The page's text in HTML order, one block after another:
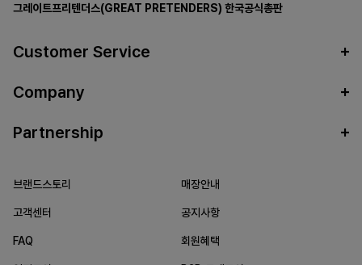
그레이트프리텐더스(GREAT PRETENDERS) 한국공식총판
Customer Service
Company
Partnership
브랜드스토리 매장안내
고객센터 공지사항
FAQ 회원혜택